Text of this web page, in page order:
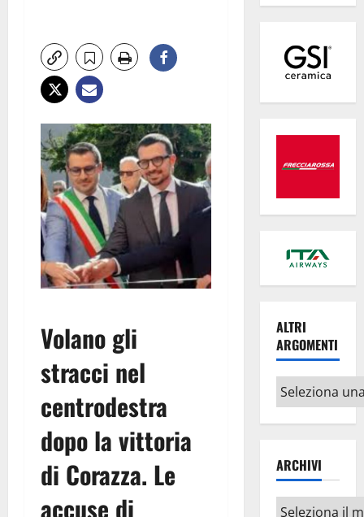
Volano gli
stracci nel
centrodestra
dopo la vittoria
di Corazza. Le
accuse di
ALTRI
ARGOMENTI
Altri
argomenti
ARCHIVI
Archivi